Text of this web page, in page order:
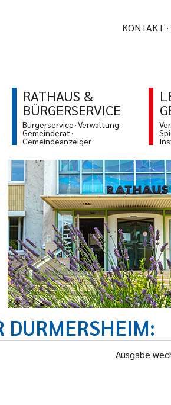
KONTAKT
RATHAUS &
BÜRGERSERVICE
Bürgerservice Verwaltung
Gemeinderat
Gemeindeanzeiger
DURMERSHEIM
Ausgabe